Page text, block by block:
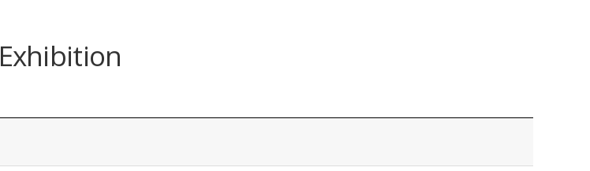
Exhibition